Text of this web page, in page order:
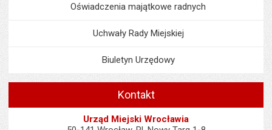
Oświadczenia majątkowe radnych
Uchwały Rady Miejskiej
Biuletyn Urzędowy
Kontakt
Urząd Miejski Wrocławia